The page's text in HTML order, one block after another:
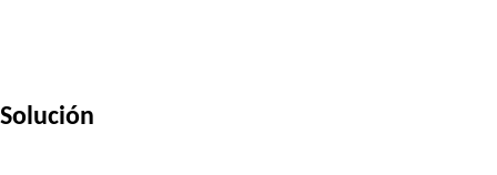
Solución